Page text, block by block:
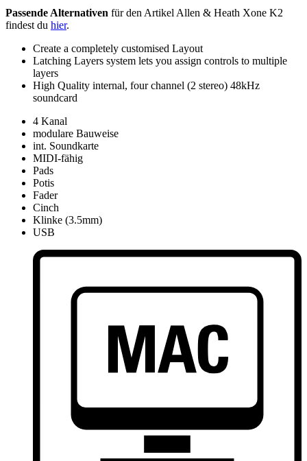
Passende Alternativen für den Artikel Allen & Heath Xone K2
findest du hier.
Create a completely customised Layout
Latching Layers system lets you assign controls to multiple
layers
High Quality internal, four channel (2 stereo) 48kHz
soundcard
4 Kanal
modulare Bauweise
int. Soundkarte
MIDI-fähig
Pads
Potis
Fader
Cinch
Klinke (3.5mm)
USB